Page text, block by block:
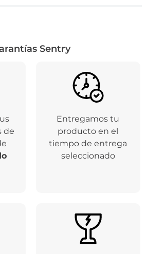
Sentry
de
Entregamos tu
producto en el
tiempo de entrega
seleccionado